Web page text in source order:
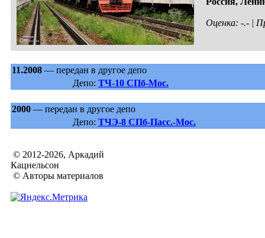
Оценка: -.- |
11.2008 — передан в другое депо
Депо: ТЧ-10 СПб-Мос.
2000 — передан в другое депо
Депо: ТЧЭ-8 СПб-Пасс.-Мос.
© 2012-2026, Аркадий
Кацнельсон
© Авторы материалов